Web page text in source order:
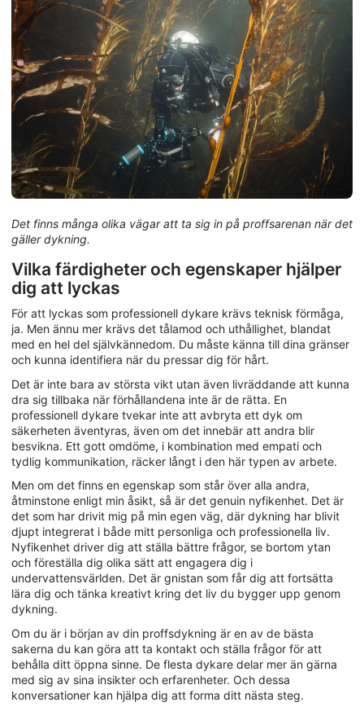
Det finns många olika vägar att ta sig in på proffsarenan när det
gäller dykning.
Vilka färdigheter och egenskaper hjälper
dig att lyckas
För att lyckas som professionell dykare krävs teknisk förmåga,
ja. Men ännu mer krävs det tålamod och uthållighet, blandat
med en hel del självkännedom. Du måste känna till dina gränser
och kunna identifiera när du pressar dig för hårt.
Det är inte bara av största vikt utan även livräddande att kunna
dra sig tillbaka när förhållandena inte är de rätta. En
professionell dykare tvekar inte att avbryta ett dyk om
säkerheten äventyras, även om det innebär att andra blir
besvikna. Ett gott omdöme, i kombination med empati och
tydlig kommunikation, räcker långt i den här typen av arbete.
Men om det finns en egenskap som står över alla andra,
åtminstone enligt min åsikt, så är det genuin nyfikenhet. Det är
det som har drivit mig på min egen väg, där dykning har blivit
djupt integrerat i både mitt personliga och professionella liv.
Nyfikenhet driver dig att ställa bättre frågor, se bortom ytan
och föreställa dig olika sätt att engagera dig i
undervattensvärlden. Det är gnistan som får dig att fortsätta
lära dig och tänka kreativt kring det liv du bygger upp genom
dykning.
Om du är i början av din proffsdykning är en av de bästa
sakerna du kan göra att ta kontakt och ställa frågor för att
behålla ditt öppna sinne. De flesta dykare delar mer än gärna
med sig av sina insikter och erfarenheter. Och dessa
konversationer kan hjälpa dig att forma ditt nästa steg.